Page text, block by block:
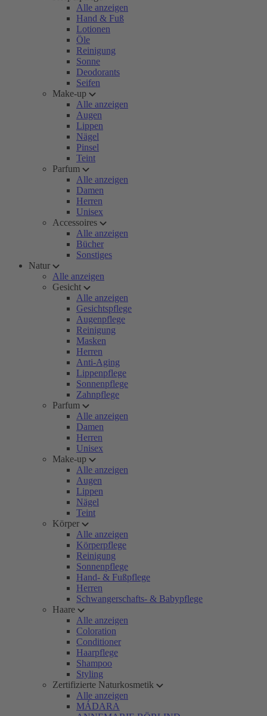
Alle anzeigen
Hand & Fuß
Lotionen
Öle
Reinigung
Sonne
Deodorants
Seifen
Make-up
Alle anzeigen
Augen
Lippen
Nägel
Pinsel
Teint
Parfum
Alle anzeigen
Damen
Herren
Unisex
Accessoires
Alle anzeigen
Bücher
Sonstiges
Natur
Alle anzeigen
Gesicht
Alle anzeigen
Gesichtspflege
Augenpflege
Reinigung
Masken
Herren
Anti-Aging
Lippenpflege
Sonnenpflege
Zahnpflege
Parfum
Alle anzeigen
Damen
Herren
Unisex
Make-up
Alle anzeigen
Augen
Lippen
Nägel
Teint
Körper
Alle anzeigen
Körperpflege
Reinigung
Sonnenpflege
Hand- & Fußpflege
Herren
Schwangerschafts- & Babypflege
Haare
Alle anzeigen
Coloration
Conditioner
Haarpflege
Shampoo
Styling
Zertifizierte Naturkosmetik
Alle anzeigen
MÁDARA